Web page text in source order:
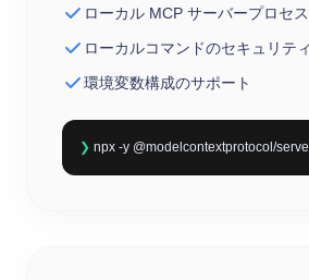
ローカル MCP サーバープロセ
ローカルコマンドのセキュリテ
環境変数構成のサポート
❯ npx -y @modelcontextprotocol/